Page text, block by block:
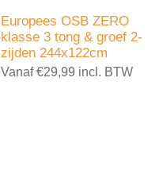
Europees OSB ZERO
klasse 3 tong & groef 2-
zijden 244x122cm
Vanaf €29,99 incl. BTW